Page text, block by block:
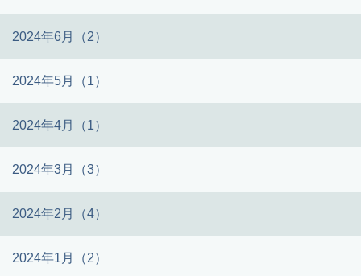
2024年6月（2）
2024年5月（1）
2024年4月（1）
2024年3月（3）
2024年2月（4）
2024年1月（2）